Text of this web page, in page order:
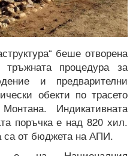
беше отворена
процедура за
и предварителни
обекти по трасето
Индикативната
поръчка е над 820 хил.
от бюджета на АПИ.